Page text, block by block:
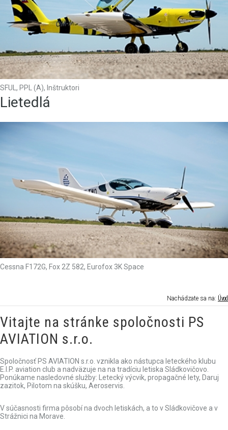
SFUL, PPL (A), Inštruktori
Lietedlá
Cessna F172G, Fox 2Z 582, Eurofox 3K Space
Nachádzate sa na: Úvod
Vitajte na stránke spoločnosti PS
AVIATION s.r.o.
Spoločnosť PS AVIATION s.r.o. vznikla ako nástupca leteckého klubu
E.I.P. aviation club a nadväzuje na na tradíciu letiska Sládkovičovo.
Ponúkame nasledovné služby: Letecký výcvik, propagačné lety, Daruj
zazitok, Pilotom na skúšku, Aeroservis.
V súčasnosti firma pôsobí na dvoch letiskách, a to v Sládkovičove a v
Strážnici na Morave.